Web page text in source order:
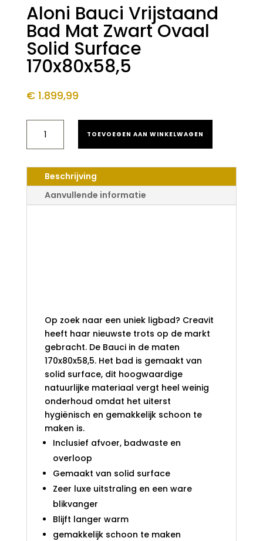
Aloni Bauci Vrijstaand
Bad Mat Zwart Ovaal
Solid Surface
170x80x58,5
€1.899,99
BAUCI
VRIJSTAAND
MAT
ZWART
OVAAL
SOLID
TOEVOEGEN AAN WINKELWAGEN
Beschrijving
Aanvullende informatie
Op zoek naar een uniek ligbad? Creavit
heeft haar nieuwste trots op de markt
gebracht. De Bauci in de maten
170x80x58,5. Het bad is gemaakt van
solid surface, dit hoogwaardige
natuurlijke materiaal vergt heel weinig
onderhoud omdat het uiterst
hygiënisch en gemakkelijk schoon te
maken is.
Inclusief afvoer, badwaste en
overloop
Gemaakt van solid surface
Zeer luxe uitstraling en een ware
blikvanger
Blijft langer warm
gemakkelijk schoon te maken